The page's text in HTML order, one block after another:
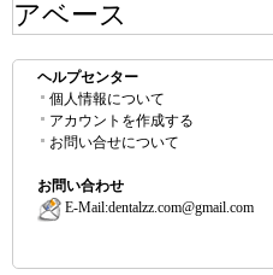
アベース
ヘルプセンター
個人情報について
アカウントを作成する
お問い合せについて
お問い合わせ
E-Mail:dentalzz.com@gmail.com